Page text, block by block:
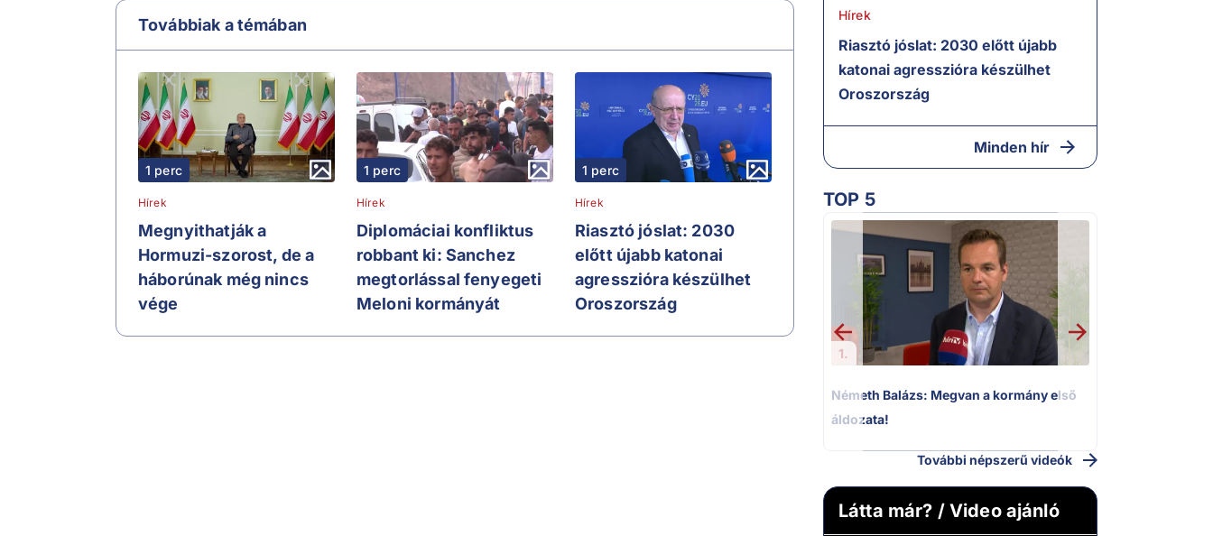
Továbbiak a témában
1 perc
Hírek
Megnyithatják a
Hormuzi-szorost, de a
háborúnak még nincs
vége
1 perc
Hírek
Diplomáciai konfliktus
robbant ki: Sanchez
megtorlással fenyegeti
Meloni kormányát
1 perc
Hírek
Riasztó jóslat: 2030
előtt újabb katonai
agresszióra készülhet
Oroszország
Hírek
Riasztó jóslat: 2030 előtt újabb
katonai agresszióra készülhet
Oroszország
Minden hír
TOP 5
1.
Németh Balázs: Megvan a kormány első
áldozata!
További népszerű videók
Látta már? / Video ajánló